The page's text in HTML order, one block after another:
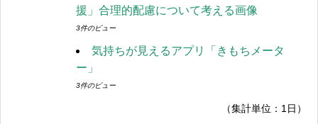
援」合理的配慮について考える画像
3件のビュー
気持ちが見えるアプリ「きもちメータ
ー」
3件のビュー
（集計単位：1日）